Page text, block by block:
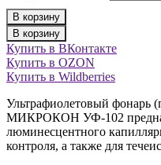
В корзину
В корзину
Купить в ВКонтакте
Купить в OZON
Купить в Wildberries
Ультрафиолетовый фонарь
МИКРОКОН УФ-102
люминесцентного
контроля, а также для